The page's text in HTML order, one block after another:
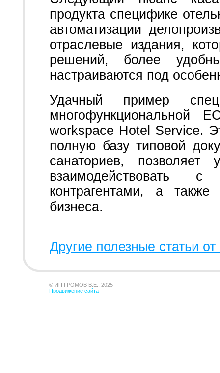
продукта специфике
автоматизации
отраслевые издания,
решений, более
настраиваются под
Удачный пример
многофункциональной
workspace Hotel Service.
полную базу типовой
санаториев, позволяет
взаимодействовать
контрагентами, а также
бизнеса.
Другие полезные статьи
© ИП ГРОМОВ В.Е., 2025
Продвижение сайта